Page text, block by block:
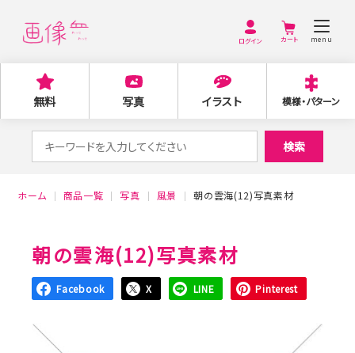
ログイン menu
無料 写真 イラスト 模様・パターン
索
検索
ホーム 商品一覧 写真 風景 朝の雲海(12)写真素材
朝の雲海(12)写真素材
Facebook X LINE Pinterest